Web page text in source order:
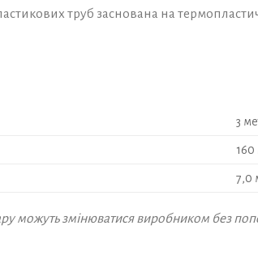
труб заснована на
3
7,0
можуть змінюватися виробником без